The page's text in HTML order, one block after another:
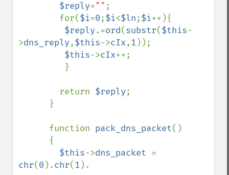
$reply="" ;
        for(
$i=0;$i<$ln;$i++){
$reply.=ord(substr($this-
>dns_reply,$this->cIx,1 ));
$this->cIx++;
        return
$reply;
      function
pack_dns_packet()
$this->dns_packet
chr(0 ).chr(1 ).